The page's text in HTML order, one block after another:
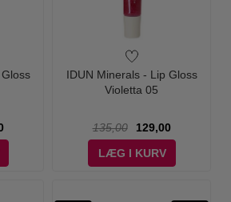
IDUN Minerals - Lip Gloss
Violetta 05
135,00
129,00
LÆG I KURV